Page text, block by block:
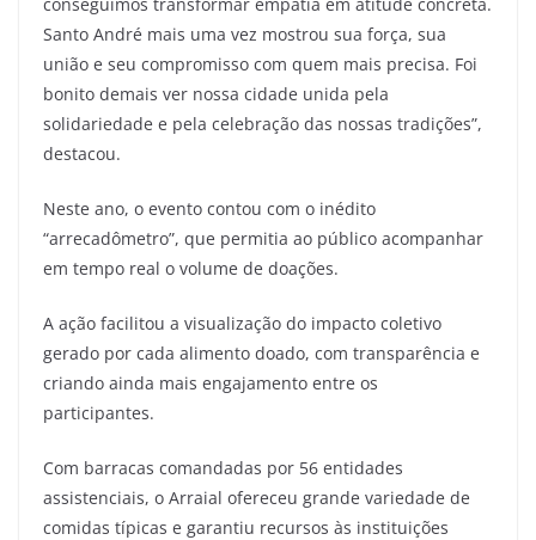
Santo André mais uma vez mostrou sua força, sua
união e seu compromisso com quem mais precisa. Foi
bonito demais ver nossa cidade unida pela
solidariedade e pela celebração das nossas tradições”,
destacou.
Neste ano, o evento contou com o inédito
“arrecadômetro”, que permitia ao público acompanhar
em tempo real o volume de doações.
A ação facilitou a visualização do impacto coletivo
gerado por cada alimento doado, com transparência e
criando ainda mais engajamento entre os
participantes.
Com barracas comandadas por 56 entidades
assistenciais, o Arraial ofereceu grande variedade de
comidas típicas e garantiu recursos às instituições